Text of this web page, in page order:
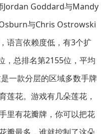
Jordan Goddard与Mandy
与Chris Ostrowski
语言依赖度低，有3个扩
，总排名第2155位，平均
一款分层的区域多数手牌
花。游戏有几朵莲花，
里有花瓣牌，你可以把花
瓣最多，谁就控制了这朵